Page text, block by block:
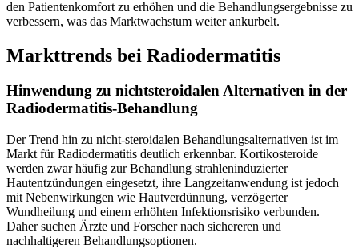
den Patientenkomfort zu erhöhen und die Behandlungsergebnisse zu
verbessern, was das Marktwachstum weiter ankurbelt.
Markttrends bei Radiodermatitis
Hinwendung zu nichtsteroidalen Alternativen in der
Radiodermatitis-Behandlung
Der Trend hin zu nicht-steroidalen Behandlungsalternativen ist im
Markt für Radiodermatitis deutlich erkennbar. Kortikosteroide
werden zwar häufig zur Behandlung strahleninduzierter
Hautentzündungen eingesetzt, ihre Langzeitanwendung ist jedoch
mit Nebenwirkungen wie Hautverdünnung, verzögerter
Wundheilung und einem erhöhten Infektionsrisiko verbunden.
Daher suchen Ärzte und Forscher nach sichereren und
nachhaltigeren Behandlungsoptionen.